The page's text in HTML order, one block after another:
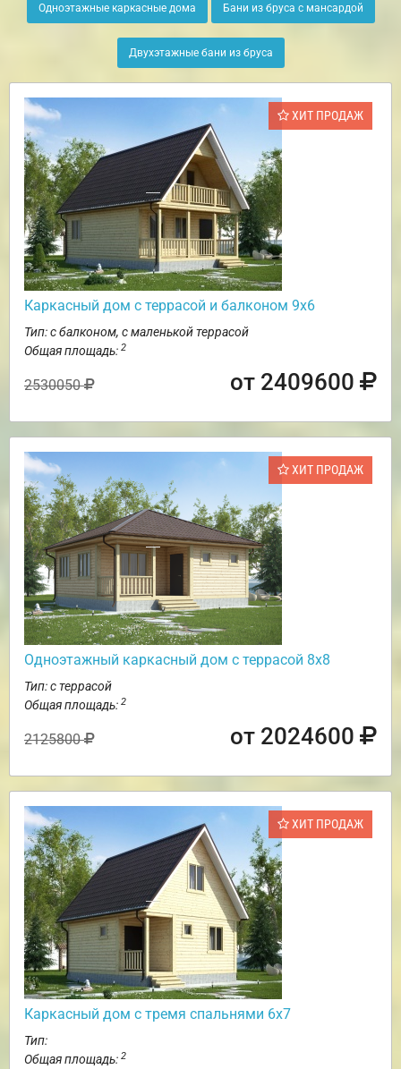
Одноэтажные каркасные дома Бани из бруса с мансардой
Двухэтажные бани из бруса
ХИТ ПРОДАЖ
Каркасный дом с террасой и балконом 9х6
Тип: с балконом, с маленькой террасой
Общая площадь: 2
2530050 от 2409600
ХИТ ПРОДАЖ
Одноэтажный каркасный дом с террасой 8х8
Тип: с террасой
Общая площадь: 2
2125800 от 2024600
ХИТ ПРОДАЖ
Каркасный дом с тремя спальнями 6х7
Тип:
Общая площадь: 2